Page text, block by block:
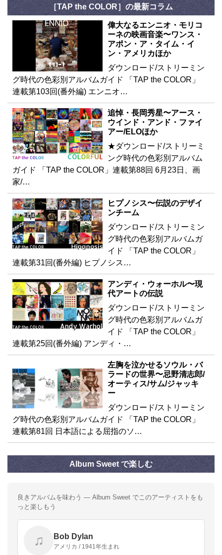
［TAP the COLOR］の最新コラム
偉大なるエンニオ・モリコ
ーネの映画音楽〜ワンス・
アポン・ア・タイム・イ
ン・アメリカほか
ダウンロード/ストリーミン
グ時代の色彩別アルバムガイド 「TAP the COLOR」
連載第103回(番外編) エンニオ…
追悼・長岡秀星〜アース・
ウインド・アンド・ファイ
アー/ELOほか
★ダウンロード/ストリーミ
ング時代の色彩別アルバム
ガイド 「TAP the COLOR」連載第88回 6月23日、画
家/…
ヒプノシス〜伝説のデザイ
ンチーム
ダウンロード/ストリーミン
グ時代の色彩別アルバムガ
イド 「TAP the COLOR」
連載第31回(番外編) ヒプノシス…
アンディ・ウォーホル〜現
代アートの伝説
ダウンロード/ストリーミン
グ時代の色彩別アルバムガ
イド 「TAP the COLOR」
連載第25回(番外編) アンディ・…
左胸を泣かせるソウル・バ
ラードの世界〜忌野清志郎/
オーティス/サム/ジャッキ
ー
ダウンロード/ストリーミン
グ時代の色彩別アルバムガイド 「TAP the COLOR」
連載第81回 日本語による屈指のソ…
Album Sweet で楽しむ
良きアルバムを味わう — Album Sweet でこのアーティストをも
っと楽しもう
♫ Bob Dylan
アメリカ / 1941年生まれ